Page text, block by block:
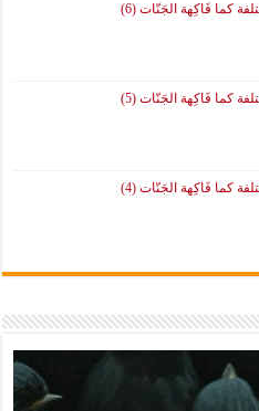
كما فَاكِهة الجَنّات (6)
كما فَاكِهة الجَنّات (5)
كما فَاكِهة الجَنّات (4)